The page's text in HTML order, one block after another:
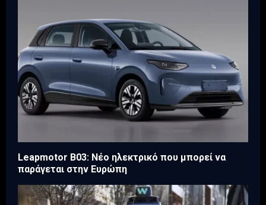
Leapmotor Β03: Νέο ηλεκτρικό που μπορεί να
παράγεται στην Ευρώπη